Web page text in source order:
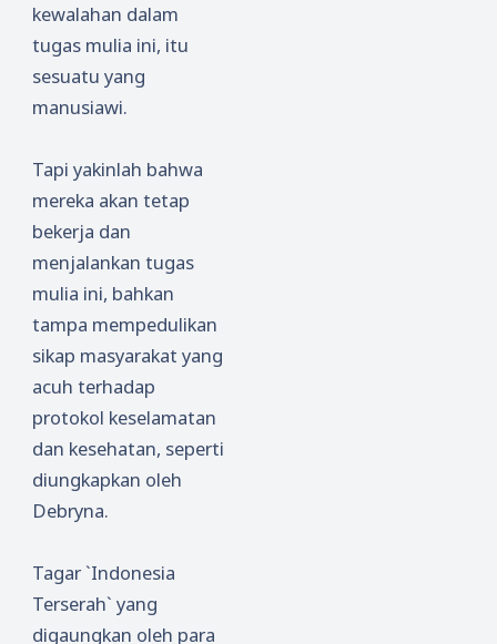
kewalahan dalam
tugas mulia ini, itu
sesuatu yang
manusiawi.
Tapi yakinlah bahwa
mereka akan tetap
bekerja dan
menjalankan tugas
mulia ini, bahkan
tampa mempedulikan
sikap masyarakat yang
acuh terhadap
protokol keselamatan
dan kesehatan, seperti
diungkapkan oleh
Debryna.
Tagar `Indonesia
Terserah` yang
digaungkan oleh para